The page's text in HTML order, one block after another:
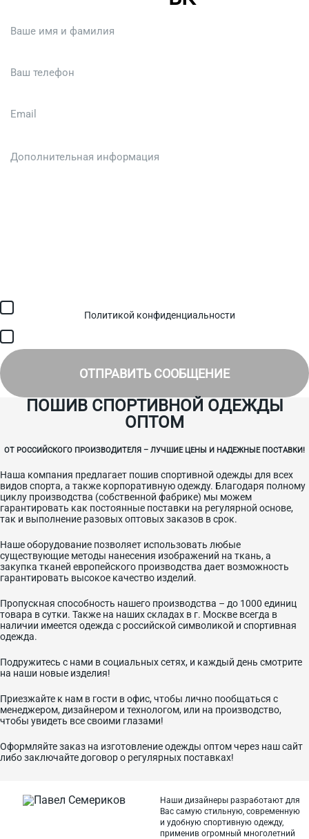
Политикой конфиденциальности
ОТПРАВИТЬ СООБЩЕНИЕ
ПОШИВ СПОРТИВНОЙ ОДЕЖДЫ
ОПТОМ
ОТ РОССИЙСКОГО ПРОИЗВОДИТЕЛЯ – ЛУЧШИЕ ЦЕНЫ И НАДЕЖНЫЕ ПОСТАВКИ!
Наша компания предлагает пошив спортивной одежды для всех
видов спорта, а также корпоративную одежду. Благодаря полному
циклу производства (собственной фабрике) мы можем
гарантировать как постоянные поставки на регулярной основе,
так и выполнение разовых оптовых заказов в срок.
Наше оборудование позволяет использовать любые
существующие методы нанесения изображений на ткань, а
закупка тканей европейского производства дает возможность
гарантировать высокое качество изделий.
Пропускная способность нашего производства – до 1000 единиц
товара в сутки. Также на наших складах в г. Москве всегда в
наличии имеется одежда с российской символикой и спортивная
одежда.
Подружитесь с нами в социальных сетях, и каждый день смотрите
на наши новые изделия!
Приезжайте к нам в гости в офис, чтобы лично пообщаться с
менеджером, дизайнером и технологом, или на производство,
чтобы увидеть все своими глазами!
Оформляйте заказ на изготовление одежды оптом через наш сайт
либо заключайте договор о регулярных поставках!
Наши дизайнеры разработают для
Вас самую стильную, современную
и удобную спортивную одежду,
применив огромный многолетний